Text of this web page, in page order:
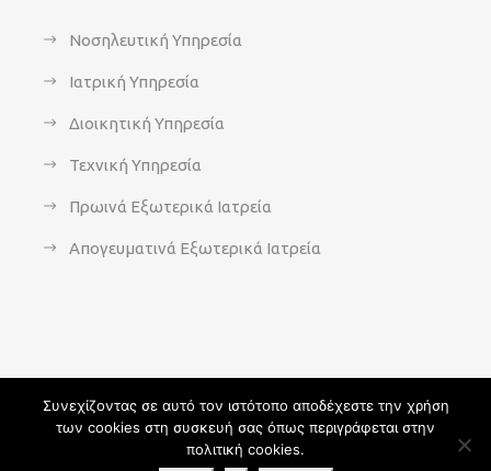
Νοσηλευτική Υπηρεσία
Ιατρική Υπηρεσία
Διοικητική Υπηρεσία
Τεχνική Υπηρεσία
Πρωινά Εξωτερικά Ιατρεία
Απογευματινά Εξωτερικά Ιατρεία
Copyright 2021 - agsavvas-hosp.gr - All Rights Reserved | An
Web-Creation powered by
Συνεχίζοντας σε αυτό τον ιστότοπο αποδέχεστε την χρήση
των cookies στη συσκευή σας όπως περιγράφεται στην
πολιτική cookies.